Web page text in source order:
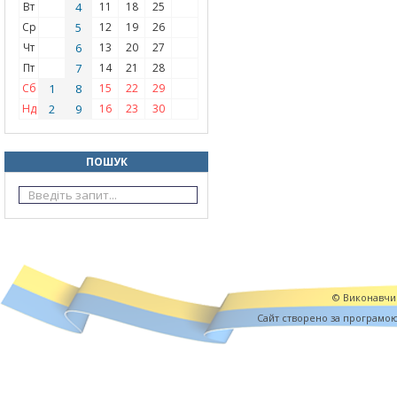
Вт 4 11 18
25
Ср
5 12 19
26
Чт
6 13 20
27
Пт
7 14 21
28
Сб
1 8 15 22
29
Нд
2 9 16 23 30
ПОШУК
©
Cайт створено за